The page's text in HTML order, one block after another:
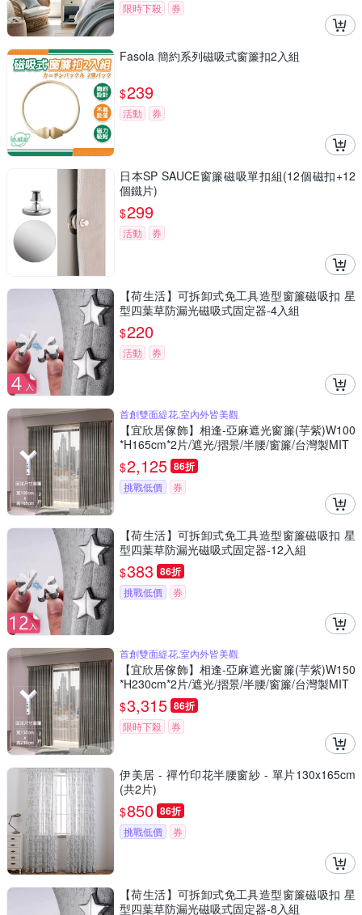
限時下殺 券
Fasola 簡約系列磁吸式窗簾扣2入組
$239
活動 券
日本SP SAUCE窗簾磁吸單扣組(12個磁扣+12
個鐵片)
$299
活動 券
【荷生活】可拆卸式免工具造型窗簾磁吸扣 星
型四葉草防漏光磁吸式固定器-4入組
$220
活動 券
首創雙面緹花,室內外皆美觀
【宜欣居傢飾】相逢-亞麻遮光窗簾(芋紫)W100
*H165cm*2片/遮光/摺景/半腰/窗簾/台灣製MIT
$2,125 86折
挑戰低價 券
【荷生活】可拆卸式免工具造型窗簾磁吸扣 星
型四葉草防漏光磁吸式固定器-12入組
$383 86折
挑戰低價 券
首創雙面緹花,室內外皆美觀
【宜欣居傢飾】相逢-亞麻遮光窗簾(芋紫)W150
*H230cm*2片/遮光/摺景/半腰/窗簾/台灣製MIT
$3,315 86折
限時下殺 券
伊美居 - 禪竹印花半腰窗紗 - 單片130x165cm
(共2片)
$850 86折
挑戰低價 券
【荷生活】可拆卸式免工具造型窗簾磁吸扣 星
型四葉草防漏光磁吸式固定器-8入組